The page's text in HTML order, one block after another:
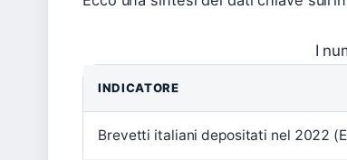
I
INDICATORE
Brevetti italiani depositati nel 2022